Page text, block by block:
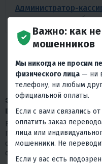
Администратор-
по результатам
ЗАПОЛНИТЕ
ВАКАНСИЮ
Благодарим Вас за
Просим пройти короткий
серьезно, так как в нашем
основываться на его
Важно: как
мошенников
Мы никогда не просим
физического лица — ни
телефону, ни любым
официальной оплаты.
Если с вами связались
оплатить заказ
лица или
мошенники. Не
Если у вас есть